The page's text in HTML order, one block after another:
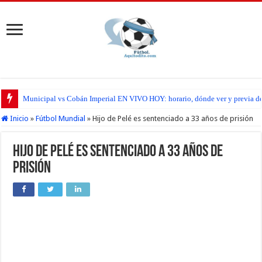
Municipal vs Cobán Imperial EN VIVO HOY: horario, dónde ver y previa
Inicio » Fútbol Mundial » Hijo de Pelé es sentenciado a 33 años de prisión
Hijo de Pelé es sentenciado a 33 años de
prisión